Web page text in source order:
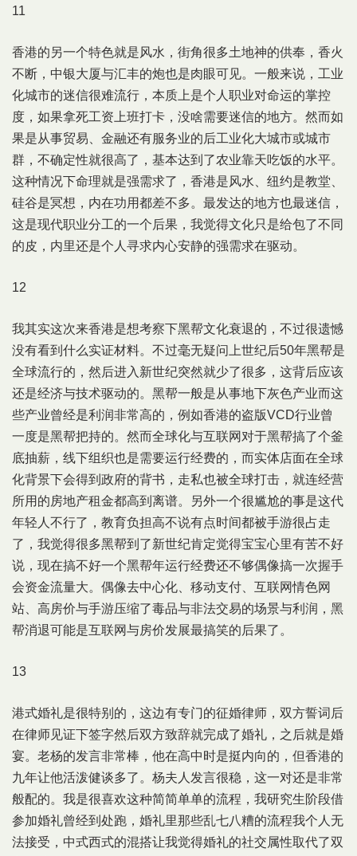
11
香港的另一个特色就是风水，街角很多土地神的供奉，香火
不断，中银大厦与汇丰的炮也是肉眼可见。一般来说，工业
化城市的迷信很难流行，本质上是个人职业对命运的掌控
度，如果拿死工资上班打卡，没啥需要迷信的地方。然而如
果是从事贸易、金融还有服务业的后工业化大城市或城市
群，不确定性就很高了，基本达到了农业靠天吃饭的水平。
这种情况下命理就是强需求了，香港是风水、纽约是教堂、
硅谷是冥想，内在功用都差不多。最发达的地方也最迷信，
这是现代职业分工的一个后果，我觉得文化只是给包了不同
的皮，内里还是个人寻求内心安静的强需求在驱动。
12
我其实这次来香港是想考察下黑帮文化衰退的，不过很遗憾
没有看到什么实证材料。不过毫无疑问上世纪后50年黑帮是
全球流行的，然后进入新世纪突然就少了很多，这背后应该
还是经济与技术驱动的。黑帮一般是从事地下灰色产业而这
些产业曾经是利润非常高的，例如香港的盗版VCD行业曾
一度是黑帮把持的。然而全球化与互联网对于黑帮搞了个釜
底抽薪，线下组织也是需要运行经费的，而实体店面在全球
化背景下会得到政府的背书，走私也被全球打击，就连经营
所用的房地产租金都高到离谱。另外一个很尴尬的事是这代
年轻人不行了，教育负担高不说有点时间都被手游很占走
了，我觉得很多黑帮到了新世纪肯定觉得宝宝心里有苦不好
说，现在搞不好一个黑帮年运行经费还不够偶像搞一次握手
会资金流量大。偶像去中心化、移动支付、互联网情色网
站、高房价与手游压缩了毒品与非法交易的场景与利润，黑
帮消退可能是互联网与房价发展最搞笑的后果了。
13
港式婚礼是很特别的，这边有专门的征婚律师，双方誓词后
在律师见证下签字然后双方致辞就完成了婚礼，之后就是婚
宴。老杨的发言非常棒，他在高中时是挺内向的，但香港的
九年让他活泼健谈多了。杨夫人发言很稳，这一对还是非常
般配的。我是很喜欢这种简简单单的流程，我研究生阶段借
参加婚礼曾经到处跑，婚礼里那些乱七八糟的流程我个人无
法接受，中式西式的混搭让我觉得婚礼的社交属性取代了双